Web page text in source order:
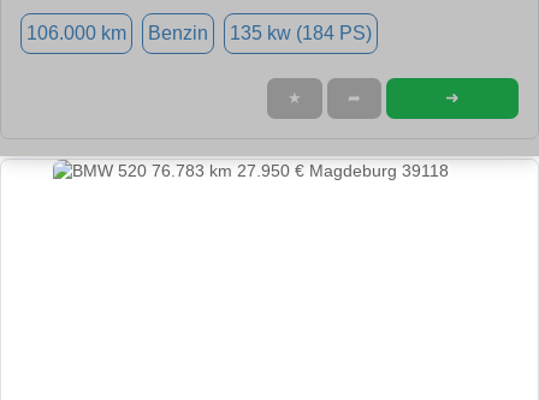
106.000 km Benzin 135 kw (184 PS)
★ ➦ ➜